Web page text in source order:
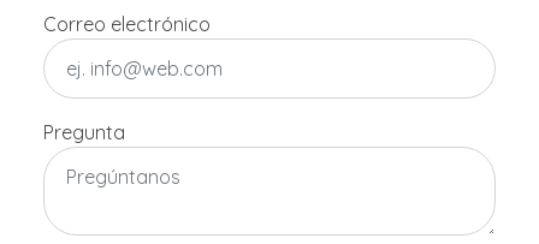
Correo electrónico
Pregunta